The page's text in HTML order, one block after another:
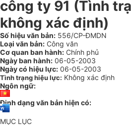
công ty 91 (Tình
không xác định)
Số hiệu văn bản: 556/CP-ĐMDN
Loại văn bản: Công văn
Cơ quan ban hành: Chính phủ
Ngày ban hành: 06-05-2003
Ngày có hiệu lực: 06-05-2003
Tình trạng hiệu lực: Không xác định
Ngôn ngữ:
Định dạng văn bản hiện có:
MỤC LỤC